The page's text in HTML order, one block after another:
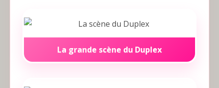
La grande scène du Duplex